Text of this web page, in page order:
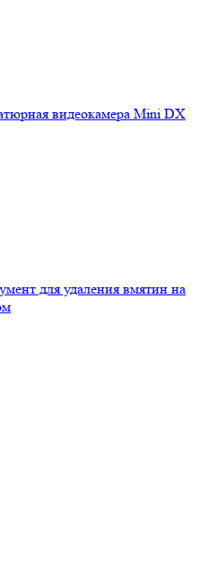
видеокамера Mini DX
для удаления вмятин на